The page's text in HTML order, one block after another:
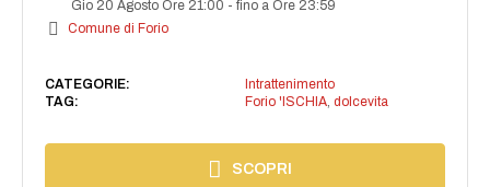
Gio 20 Agosto Ore 21:00 -fino a Ore 23:59
Comune di Forio
CATEGORIE:
Intrattenimento
TAG:
Forio 'ISCHIA, dolcevita
SCOPRI